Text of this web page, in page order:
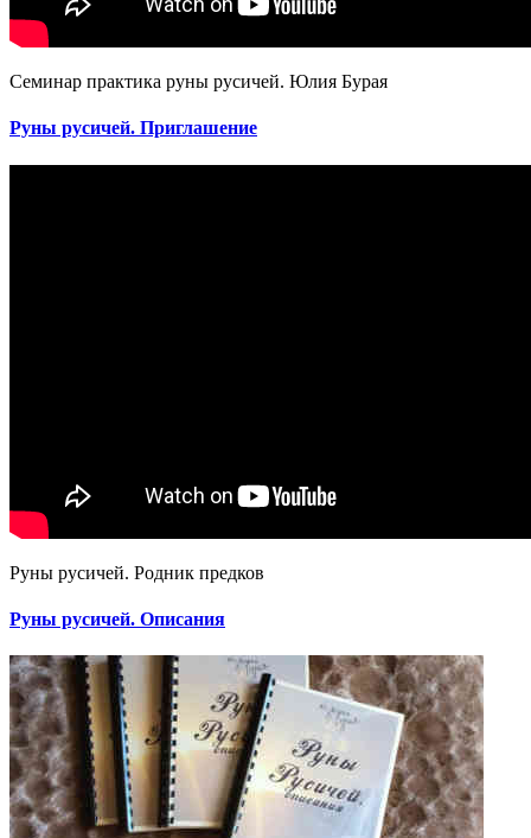
Семинар практика руны русичей. Юлия Бурая
Руны русичей. Приглашение
Руны русичей. Родник предков
Руны русичей. Описания